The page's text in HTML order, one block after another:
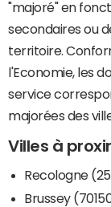
"majoré" en
secondaires ou
territoire.
l'Economie, les
service
majorées des
Villes à
Recologne
Brussey